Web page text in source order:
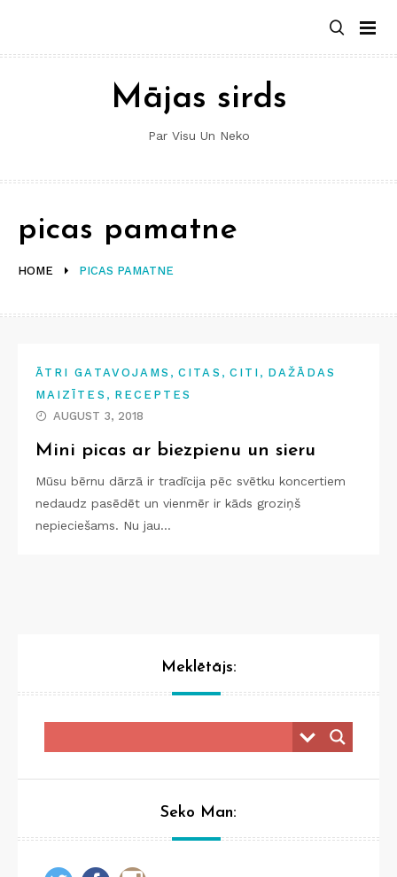
content
Mājas sirds
Par Visu Un Neko
HOME PICAS PAMATNE
picas pamatne
ĀTRI GATAVOJAMS ,CITAS , CITI , DAŽĀDAS
MAIZĪTES , RECEPTES
AUGUST 3, 2018
Mini picas ar biezpienu un sieru
Mūsu bērnu dārzā ir tradīcija pēc svētku koncertiem
nedaudz pasēdēt un vienmēr ir kāds groziņš
nepieciešams. Nu jau…
Meklētājs:
Seko Man: